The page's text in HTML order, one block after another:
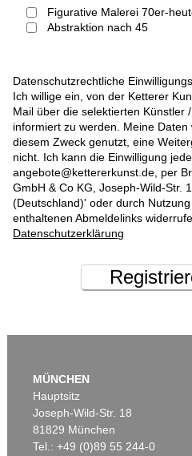
Figurative Malerei 70er-
Abstraktion nach 45
Datenschutzrechtliche
Ich willige ein, von der Ketterer
Mail über die selektierten Künstler
informiert zu werden. Meine
diesem Zweck genutzt, eine
nicht. Ich kann die Einwilligung
angebote@kettererkunst.de, per
GmbH & Co KG, Joseph-Wild-Str.
(Deutschland)' oder durch
enthaltenen Abmeldelinks
Datenschutzerklärung
MÜNCHEN
Hauptsitz
Joseph-Wild-Str. 18
81829 München
Tel.: +49 (0)89 55 244-0